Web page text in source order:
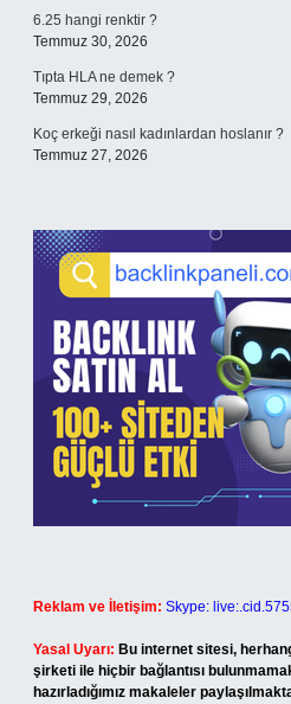
6.25 hangi renktir ?
Temmuz 30, 2026
Tıpta HLA ne demek ?
Temmuz 29, 2026
Koç erkeği nasıl kadınlardan hoslanır ?
Temmuz 27, 2026
Reklam ve İletişim: Skype:
Yasal Uyarı: Bu internet sitesi,
şirketi ile hiçbir bağlantısı
hazırladığımız makaleler